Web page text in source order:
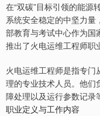
在“双碳”目标引领的能源
系统安全稳定的中坚力
部教育与考试中心作为国
推出了火电运维工程师职
火电运维工程师是指专
理的专业技术人员。他们
障处理以及运行参数记录
职业定义与工作内容